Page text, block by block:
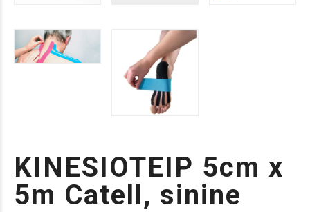
KINESIOTEIP 5cm x
5m Catell, sinine